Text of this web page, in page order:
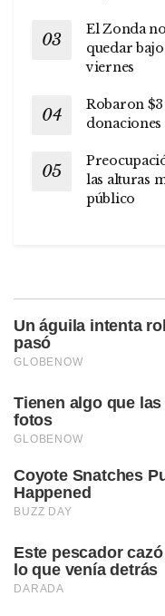
El Zonda
quedar
viernes
Robaron
las alturas
público